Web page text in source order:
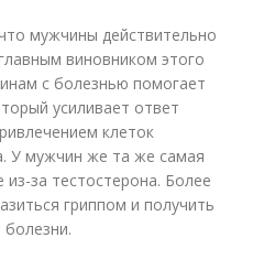
мужчины действительно
виновником этого
с болезнью помогает
усиливает ответ
клеток
У мужчин же та же самая
за тестостерона. Более
гриппом и получить